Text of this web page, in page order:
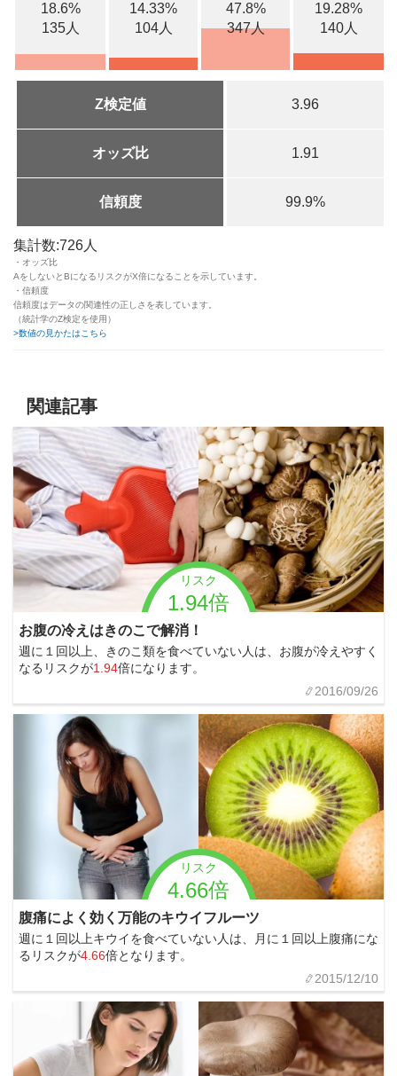
18.6%
135人
14.33%
104人
47.8%
347人
19.28%
140人
Z検定値 3.96
オッズ比 1.91
信頼度 99.9%
集計数:726人
・オッズ比
AをしないとBになるリスクがX倍になることを示しています。
・信頼度
信頼度はデータの関連性の正しさを表しています。
（統計学のZ検定を使用）
>数値の見かたはこちら
関連記事
リスク
1.94倍
お腹の冷えはきのこで解消！
週に１回以上、きのこ類を食べていない人は、お腹が冷えやすく
なるリスクが1.94倍になります。
2016/09/26
リスク
4.66倍
腹痛によく効く万能のキウイフルーツ
週に１回以上キウイを食べていない人は、月に１回以上腹痛にな
るリスクが4.66倍となります。
2015/12/10